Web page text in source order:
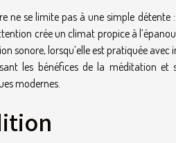
se limite pas à une simple détente :
crée un climat propice à
sonore, lorsqu’elle est pratiquée
les bénéfices de la méditation et
modernes.